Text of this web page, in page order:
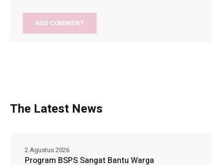
The Latest News
Program BSPS Sangat Bantu Warga
2 Agustus 2026